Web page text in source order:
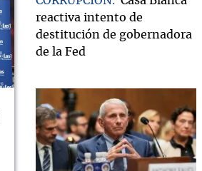
reactiva intento de
destitución de gobernadora
de la Fed